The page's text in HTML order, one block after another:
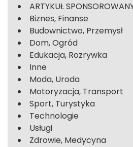
ARTYKUŁ
Biznes, Finanse
Budownictwo, Przemysł
Dom, Ogród
Edukacja, Rozrywka
Inne
Moda, Uroda
Motoryzacja, Transport
Sport, Turystyka
Technologie
Usługi
Zdrowie, Medycyna